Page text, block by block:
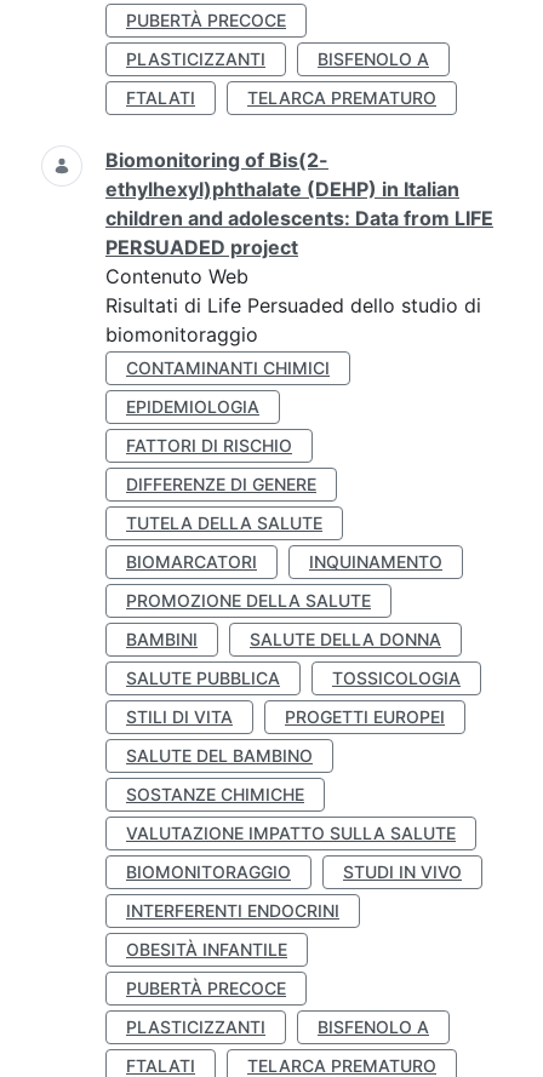
PUBERTÀ PRECOCE
PLASTICIZZANTI
BISFENOLO A
FTALATI
TELARCA PREMATURO
Biomonitoring of Bis(2-
ethylhexyl)phthalate (DEHP) in Italian
children and adolescents: Data from LIFE
PERSUADED project
Contenuto Web
Risultati di Life Persuaded dello studio di
biomonitoraggio
CONTAMINANTI CHIMICI
EPIDEMIOLOGIA
FATTORI DI RISCHIO
DIFFERENZE DI GENERE
TUTELA DELLA SALUTE
BIOMARCATORI
INQUINAMENTO
PROMOZIONE DELLA SALUTE
BAMBINI
SALUTE DELLA DONNA
SALUTE PUBBLICA
TOSSICOLOGIA
STILI DI VITA
PROGETTI EUROPEI
SALUTE DEL BAMBINO
SOSTANZE CHIMICHE
VALUTAZIONE IMPATTO SULLA SALUTE
BIOMONITORAGGIO
STUDI IN VIVO
INTERFERENTI ENDOCRINI
OBESITÀ INFANTILE
PUBERTÀ PRECOCE
PLASTICIZZANTI
BISFENOLO A
FTALATI
TELARCA PREMATURO